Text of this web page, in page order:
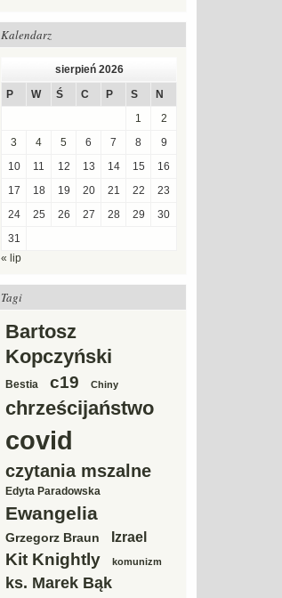
Kalendarz
sierpień 2026
P
W Ś C P S
N
1
2
3
4 5 6 7 8
9
10
11 12 13 14 15
16
17
18 19 20 21 22
23
24
25 26 27 28 29
30
31
« lip
Tagi
Bartosz
Kopczyński
Bestia c19 Chiny
chrześcijaństwo
covid
czytania mszalne
Edyta Paradowska
Ewangelia
Grzegorz Braun Izrael
Kit Knightly komunizm
ks. Marek Bąk